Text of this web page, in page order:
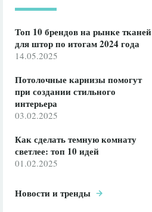
Топ 10 брендов на рынке тканей
для штор по итогам 2024 года
14.05.2025
Потолочные карнизы помогут
при создании стильного
интерьера
03.02.2025
Как сделать темную комнату
светлее: топ 10 идей
01.02.2025
Новости и тренды